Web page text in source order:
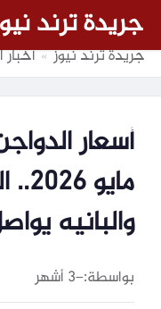
جريدة ترند
جريدة ترند نيوز » أخبار
والبانيه
بواسطة:–3 أشهر